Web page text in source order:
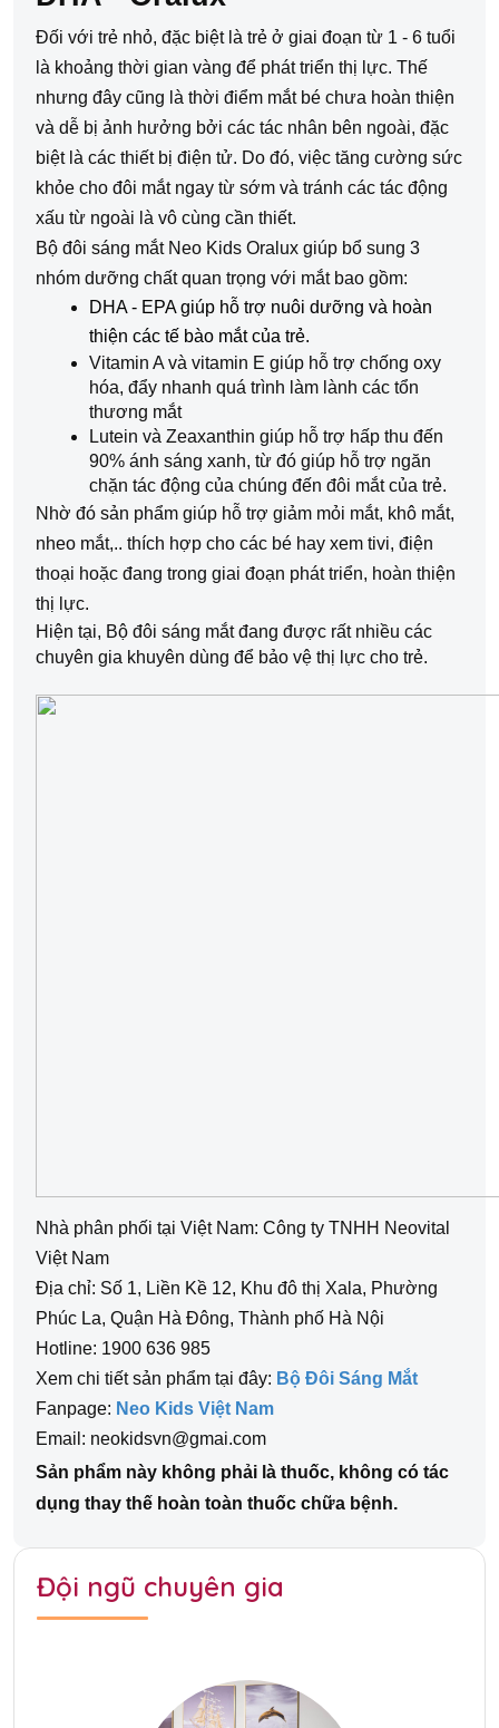
Đối với trẻ nhỏ, đặc biệt là trẻ ở giai đoạn từ 1 - 6 tuổi
là khoảng thời gian vàng để phát triển thị lực. Thế
nhưng đây cũng là thời điểm mắt bé chưa hoàn thiện
và dễ bị ảnh hưởng bởi các tác nhân bên ngoài, đặc
biệt là các thiết bị điện tử. Do đó, việc tăng cường sức
khỏe cho đôi mắt ngay từ sớm và tránh các tác động
xấu từ ngoài là vô cùng cần thiết.
Bộ đôi sáng mắt Neo Kids Oralux giúp bổ sung 3
nhóm dưỡng chất quan trọng với mắt bao gồm:
DHA - EPA giúp hỗ trợ nuôi dưỡng và hoàn
thiện các tế bào mắt của trẻ.
Vitamin A và vitamin E giúp hỗ trợ chống oxy
hóa, đẩy nhanh quá trình làm lành các tổn
thương mắt
Lutein và Zeaxanthin giúp hỗ trợ hấp thu đến
90% ánh sáng xanh, từ đó giúp hỗ trợ ngăn
chặn tác động của chúng đến đôi mắt của trẻ.
Nhờ đó sản phẩm giúp hỗ trợ giảm mỏi mắt, khô mắt,
nheo mắt,.. thích hợp cho các bé hay xem tivi, điện
thoại hoặc đang trong giai đoạn phát triển, hoàn thiện
thị lực.
Hiện tại, Bộ đôi sáng mắt đang được rất nhiều các
chuyên gia khuyên dùng để bảo vệ thị lực cho trẻ.
Nhà phân phối tại Việt Nam: Công ty TNHH Neovital
Việt Nam
Địa chỉ: Số 1, Liền Kề 12, Khu đô thị Xala, Phường
Phúc La, Quận Hà Đông, Thành phố Hà Nội
Hotline: 1900 636 985
Xem chi tiết sản phẩm tại đây: Bộ Đôi Sáng Mắt
Fanpage: Neo Kids Việt Nam
Email: neokidsvn@gmai.com
Sản phẩm này không phải là thuốc, không có tác
dụng thay thế hoàn toàn thuốc chữa bệnh.
Đội ngũ chuyên gia